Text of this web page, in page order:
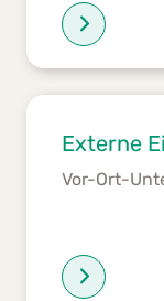
Externe
Vor-Ort-